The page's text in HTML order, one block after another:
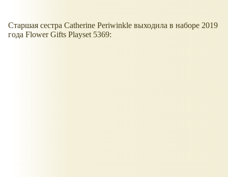
Старшая сестра Catherine Periwinkle выходила в наборе 2019
года Flower Gifts Playset 5369: